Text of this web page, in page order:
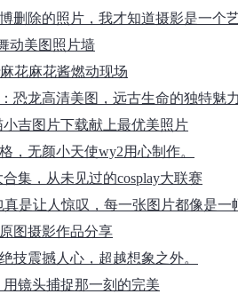
删除的照片，我才知道摄影是一个艺
动美图照片墙
花麻花酱燃动现场
恐龙高清美图，远古生命的独特魅力
小吉图片下载献上最优美照片
，无颜小天使wy2用心制作。
集，从未见过的cosplay大联赛
真是让人惊叹，每一张图片都像是一
图摄影作品分享
技震撼人心，超越想象之外。
镜头捕捉那一刻的完美